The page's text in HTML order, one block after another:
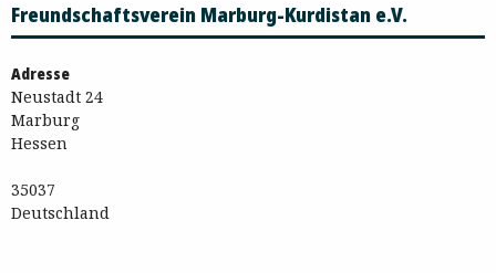
Inhalt
springen
Freundschaftsverein Marburg-Kurdistan e.V.
Adresse
Neustadt 24
Marburg
Hessen
35037
Deutschland